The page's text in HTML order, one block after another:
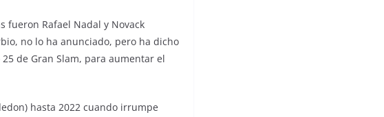
fueron Rafael Nadal y Novack
no lo ha anunciado, pero ha dicho
de Gran Slam, para aumentar el
hasta 2022 cuando irrumpe